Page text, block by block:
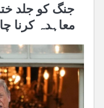
جنگ کو جلد
معاہدہ کرنا